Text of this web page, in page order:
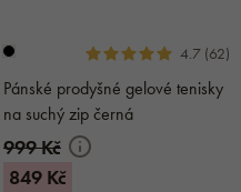
4.7 (62)
Pánské prodyšné gelové tenisky
na suchý zip černá
999 Kč
849 Kč